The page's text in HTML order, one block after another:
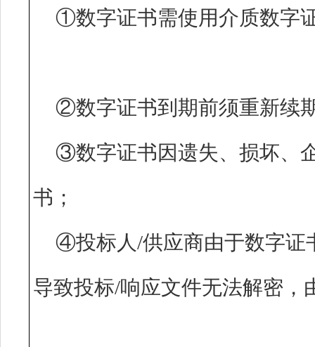
①数字证书需使用介质数字
②数字证书到期前须重新续
③数字证书因遗失、损坏、
书；
④投标人/供应商由于数字证
导致投标/响应文件无法解密，